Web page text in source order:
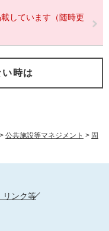
> 公共施設等マネジメント > 固
しています（随時更
時は
リンク等